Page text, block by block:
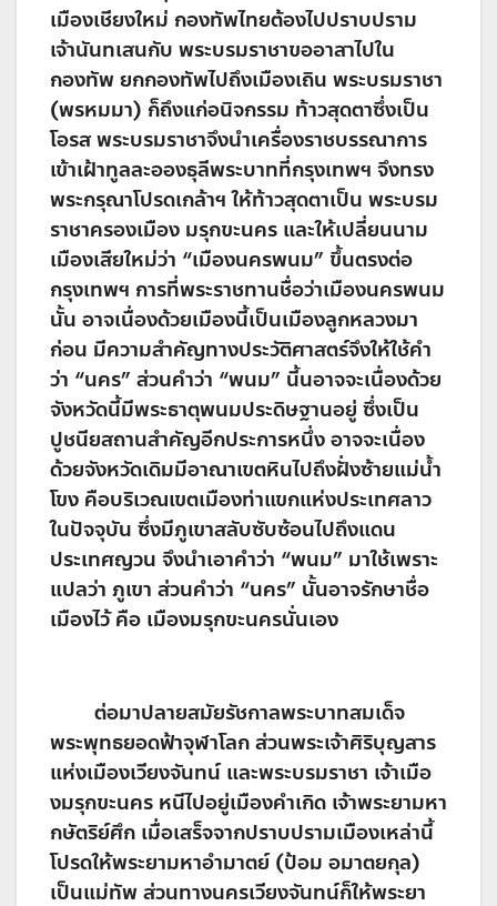
เมืองเชียงใหม่ กองทัพไทยต้องไปปราบปราม
เจ้านันทเสนกับ พระบรมราชาขออาสาไปใน
กองทัพ ยกกองทัพไปถึงเมืองเถิน พระบรมราชา
(พรหมมา) ก็ถึงแก่อนิจกรรม ท้าวสุดตาซึ่งเป็น
โอรส พระบรมราชาจึงนำเครื่องราชบรรณาการ
เข้าเฝ้าทูลละอองธุลีพระบาทที่กรุงเทพฯ จึงทรง
พระกรุณาโปรดเกล้าฯ ให้ท้าวสุดตาเป็น พระบรม
ราชาครองเมือง มรุกขะนคร และให้เปลี่ยนนาม
เมืองเสียใหม่ว่า “เมืองนครพนม” ขึ้นตรงต่อ
กรุงเทพฯ การที่พระราชทานชื่อว่าเมืองนครพนม
นั้น อาจเนื่องด้วยเมืองนี้เป็นเมืองลูกหลวงมา
ก่อน มีความสำคัญทางประวัติศาสตร์จึงให้ใช้คำ
ว่า “นคร” ส่วนคำว่า “พนม” นี้นอาจจะเนื่องด้วย
จังหวัดนี้มีพระธาตุพนมประดิษฐานอยู่ ซึ่งเป็น
ปูชนียสถานสำคัญอีกประการหนึ่ง อาจจะเนื่อง
ด้วยจังหวัดเดิมมีอาณาเขตหินไปถึงฝั่งซ้ายแม่น้ำ
โขง คือบริเวณเขตเมืองท่าแขกแห่งประเทศลาว
ในปัจจุบัน ซึ่งมีภูเขาสลับซับซ้อนไปถึงแดน
ประเทศญวน จึงนำเอาคำว่า “พนม” มาใช้เพราะ
แปลว่า ภูเขา ส่วนคำว่า “นคร” นั้นอาจรักษาชื่อ
เมืองไว้ คือ เมืองมรุกขะนครนั่นเอง
ต่อมาปลายสมัยรัชกาลพระบาทสมเด็จ
พระพุทธยอดฟ้าจุฬาโลก ส่วนพระเจ้าศิริบุญสาร
แห่งเมืองเวียงจันทน์ และพระบรมราชา เจ้าเมือ
งมรุกขะนคร หนีไปอยู่เมืองคำเกิด เจ้าพระยามหา
กษัตริย์ศึก เมื่อเสร็จจากปราบปรามเมืองเหล่านี้
โปรดให้พระยามหาอำมาตย์ (ป้อม อมาตยกุล)
เป็นแม่ทัพ ส่วนทางนครเวียงจันทน์ก็ให้พระยา